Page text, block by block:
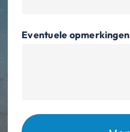
Eventuele opmerkingen